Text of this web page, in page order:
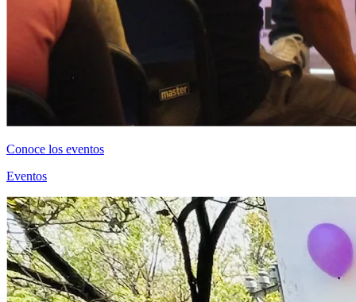
Conoce los eventos
Eventos